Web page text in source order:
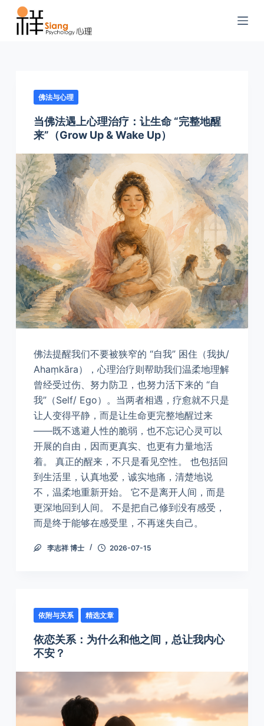
S
e
n
佛法与心理
当佛法遇上心理治疗：让生命 “完整地醒
来”（Grow Up & Wake Up）
佛法提醒我们不要被狭窄的 “自我” 困住（我执/
Ahaṃkāra），心理治疗则帮助我们温柔地理解
曾经受过伤、努力防卫，也努力活下来的 “自
我”（Self/ Ego）。当两者相遇，疗愈就不只是
让人变得平静，而是让生命更完整地醒过来
——既不逃避人性的脆弱，也不忘记心灵可以
开展的自由，因而更真实、也更有力量地活
着。 真正的醒来，不只是看见空性。 也包括回
到生活里，认真地爱，诚实地痛，清楚地说
不，温柔地重新开始。 它不是离开人间，而是
更深地回到人间。 不是把自己修到没有感受，
而是终于能够在感受里，不再迷失自己。
李志祥 博士 2026-07-15
依附与关系 精选文章
依恋关系：为什么和他之间，总让我内心
不安？